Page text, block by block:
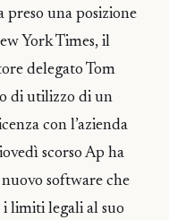
preso una posizione
York Times, il
delegato Tom
di utilizzo di un
con l’azienda
scorso Ap ha
software che
limiti legali al suo